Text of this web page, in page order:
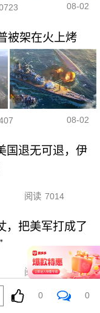
08-02
被架在火上烤
08-02
国退无可退，伊
阅读 7014
，把美军打成了
阅读 5486
赌让全球买单
0 0